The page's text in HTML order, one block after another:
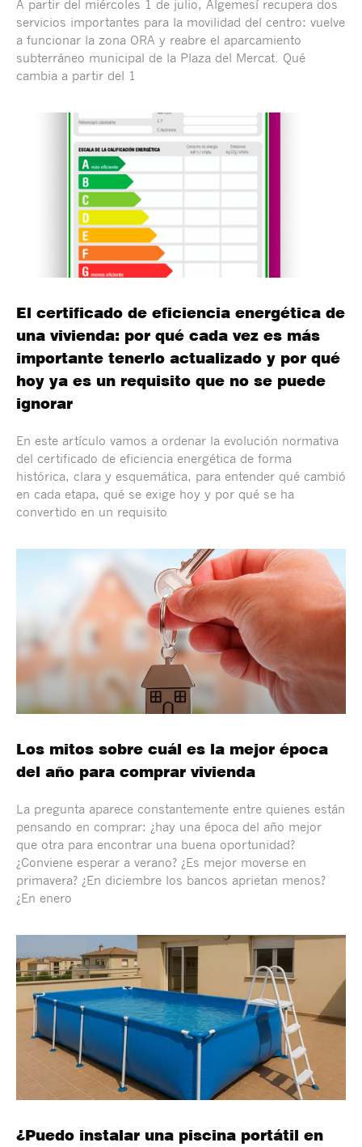
A partir del miércoles 1 de julio, Algemesí recupera dos
servicios importantes para la movilidad del centro: vuelve
a funcionar la zona ORA y reabre el aparcamiento
subterráneo municipal de la Plaza del Mercat. Qué
cambia a partir del 1
El certificado de eficiencia energética de
una vivienda: por qué cada vez es más
importante tenerlo actualizado y por qué
hoy ya es un requisito que no se puede
ignorar
En este artículo vamos a ordenar la evolución normativa
del certificado de eficiencia energética de forma
histórica, clara y esquemática, para entender qué cambió
en cada etapa, qué se exige hoy y por qué se ha
convertido en un requisito
Los mitos sobre cuál es la mejor época
del año para comprar vivienda
La pregunta aparece constantemente entre quienes están
pensando en comprar: ¿hay una época del año mejor
que otra para encontrar una buena oportunidad?
¿Conviene esperar a verano? ¿Es mejor moverse en
primavera? ¿En diciembre los bancos aprietan menos?
¿En enero
¿Puedo instalar una piscina portátil en